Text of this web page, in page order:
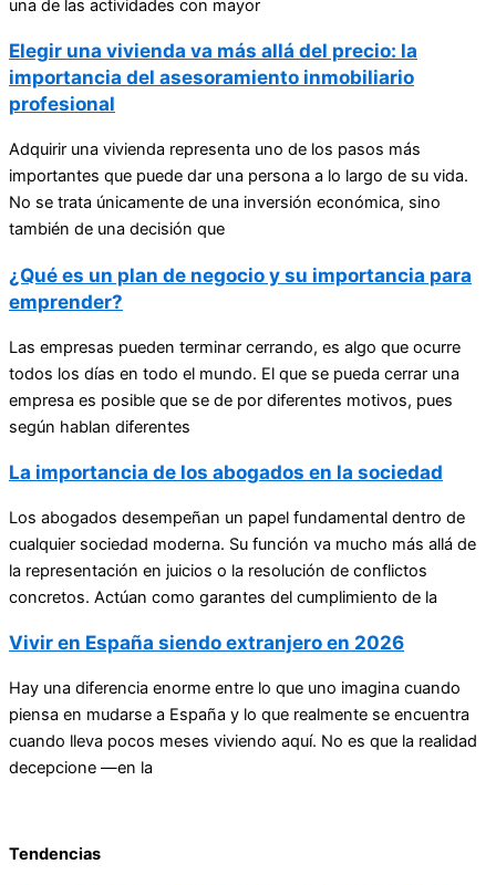
una de las actividades con mayor
Elegir una vivienda va más allá del precio: la
importancia del asesoramiento inmobiliario
profesional
Adquirir una vivienda representa uno de los pasos más
importantes que puede dar una persona a lo largo de su vida.
No se trata únicamente de una inversión económica, sino
también de una decisión que
¿Qué es un plan de negocio y su importancia para
emprender?
Las empresas pueden terminar cerrando, es algo que ocurre
todos los días en todo el mundo. El que se pueda cerrar una
empresa es posible que se de por diferentes motivos, pues
según hablan diferentes
La importancia de los abogados en la sociedad
Los abogados desempeñan un papel fundamental dentro de
cualquier sociedad moderna. Su función va mucho más allá de
la representación en juicios o la resolución de conflictos
concretos. Actúan como garantes del cumplimiento de la
Vivir en España siendo extranjero en 2026
Hay una diferencia enorme entre lo que uno imagina cuando
piensa en mudarse a España y lo que realmente se encuentra
cuando lleva pocos meses viviendo aquí. No es que la realidad
decepcione —en la
Tendencias